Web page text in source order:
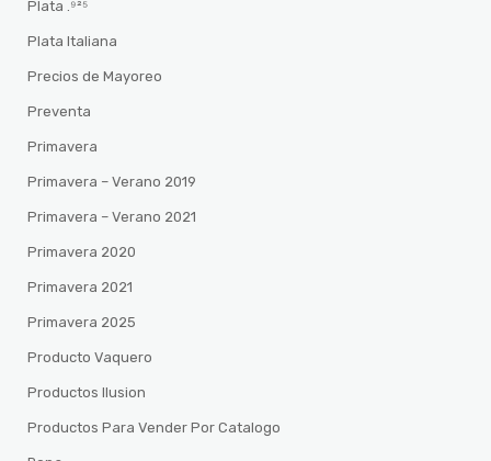
Plata .⁹²⁵
Plata Italiana
Precios de Mayoreo
Preventa
Primavera
Primavera – Verano 2019
Primavera – Verano 2021
Primavera 2020
Primavera 2021
Primavera 2025
Producto Vaquero
Productos Ilusion
Productos Para Vender Por Catalogo